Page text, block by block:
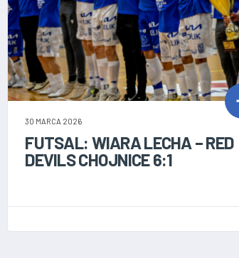
30 MARCA 2026
FUTSAL: WIARA LECHA – RED
DEVILS CHOJNICE 6:1